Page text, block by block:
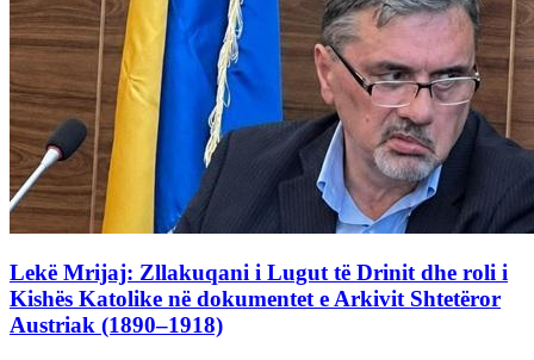
Lekë Mrijaj: Zllakuqani i Lugut të Drinit dhe roli i
Kishës Katolike në dokumentet e Arkivit Shtetëror
Austriak (1890–1918)